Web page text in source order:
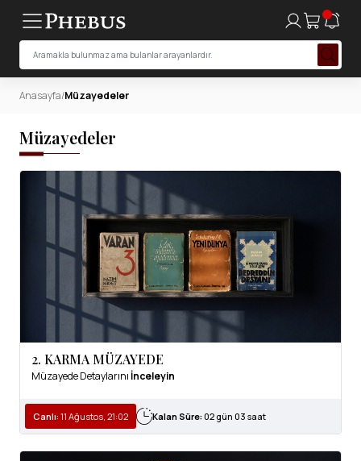
Anasayfa/Müzayedeler
Müzayedeler
2. KARMA MÜZAYEDE
Müzayede Detaylarını İnceleyin
Canlı: 11 Ağustos, 21:02 Kalan Süre:02 gün 03 saat